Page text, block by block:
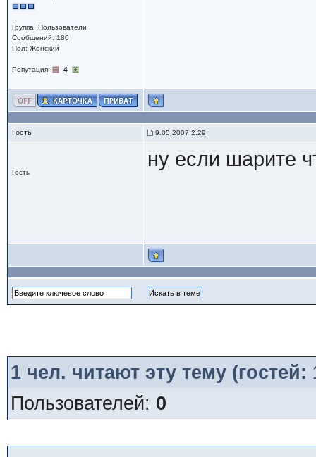
Группа: Пользователи
Сообщений: 180
Пол: Женский
Репутация: 4
Гость 9.05.2007 2:29
Гость
ну если шарите
1чел. читают эту тему
Пользователей: 0